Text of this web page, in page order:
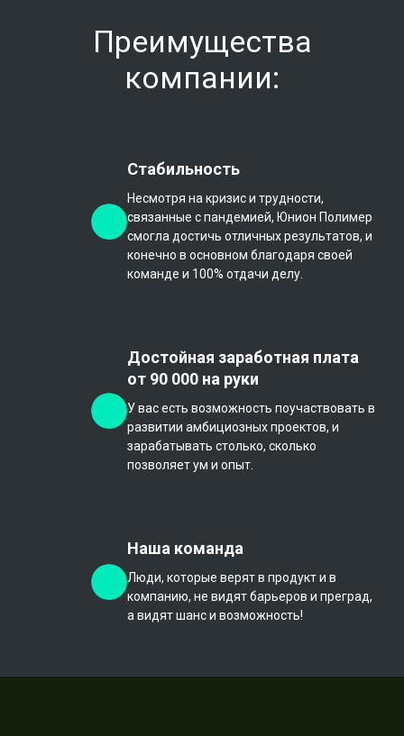
Преимущества
компании:
Стабильность
Несмотря на кризис и трудности,
связанные с пандемией, Юнион Полимер
смогла достичь отличных результатов, и
конечно в основном благодаря своей
команде и 100% отдачи делу.
Достойная заработная плата
от 90 000 на руки
У вас есть возможность поучаствовать в
развитии амбициозных проектов, и
зарабатывать столько, сколько
позволяет ум и опыт.
Наша команда
Люди, которые верят в продукт и в
компанию, не видят барьеров и преград,
а видят шанс и возможность!